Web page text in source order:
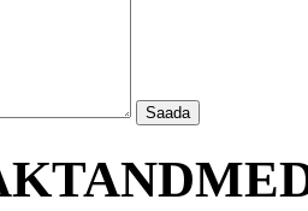
Saada